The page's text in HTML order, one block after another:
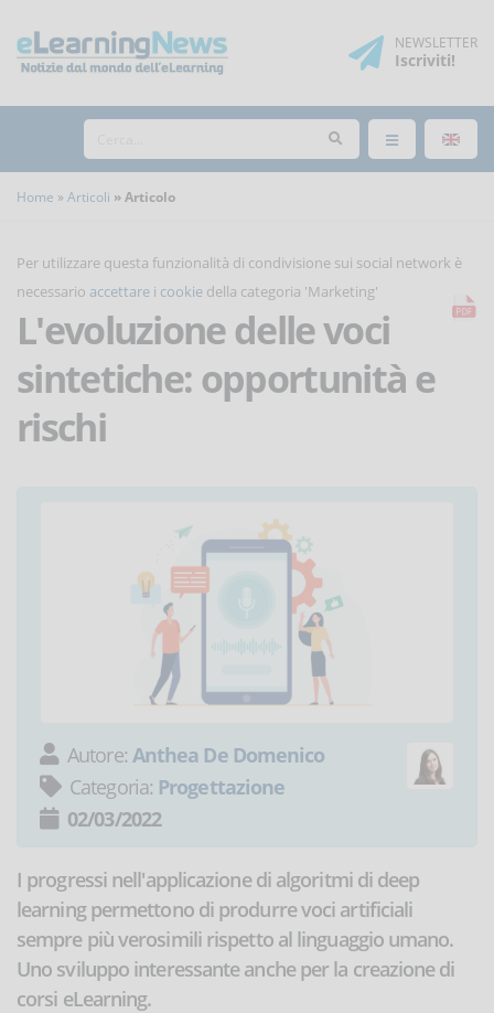
NEWSLETTER
Iscriviti!
Home Articoli Articolo
Per utilizzare questa funzionalità di condivisione sui social network è
necessario accettare i cookie della categoria 'Marketing'
L'evoluzione delle voci
sintetiche: opportunità e
rischi
Autore: Anthea De Domenico
Categoria: Progettazione
02/03/2022
I progressi nell'applicazione di algoritmi di deep
learning permettono di produrre voci artificiali
sempre più verosimili rispetto al linguaggio umano.
Uno sviluppo interessante anche per la creazione di
corsi eLearning.